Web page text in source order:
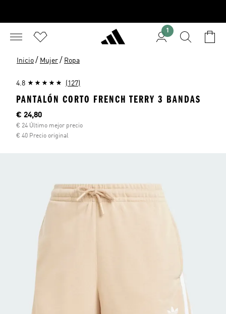
1
Inicio / Mujer / Ropa
4.8 (127)
PANTALÓN CORTO FRENCH TERRY 3 BANDAS
Precio actual
€ 24,80
€ 24 Último mejor precio
€ 40 Precio original